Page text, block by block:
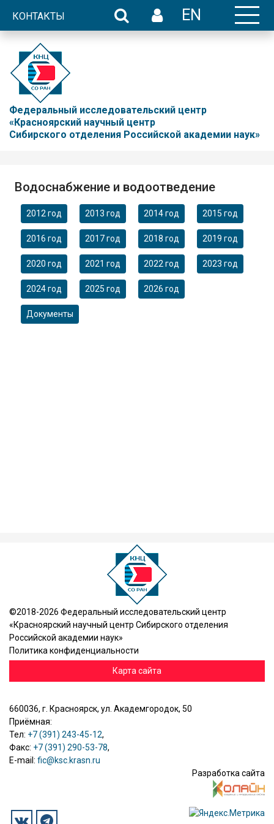
КОНТАКТЫ EN
Федеральный исследовательский центр
«Красноярский научный центр
Сибирского отделения Российской академии наук»
Водоснабжение и водоотведение
2012 год 2013 год 2014 год 2015 год
2016 год 2017 год 2018 год 2019 год
2020 год 2021 год 2022 год 2023 год
2024 год 2025 год 2026 год
Документы
©2018-2026 Федеральный исследовательский центр
«Красноярский научный центр Сибирского отделения
Российской академии наук»
Политика конфиденциальности
Карта сайта
660036, г. Красноярск, ул. Академгородок, 50
Приёмная:
Тел: +7 (391) 243-45-12,
Факс: +7 (391) 290-53-78,
E-mail: fic@ksc.krasn.ru
Разработка сайта